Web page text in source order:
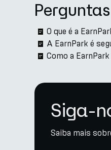
O que é a
A EarnPark é
Como a
Siga-
Saiba mais